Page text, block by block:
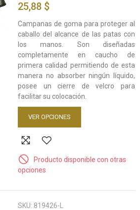
25,88 $
Campanas de goma para proteger al
caballo del alcance de las patas con
los manos. Son diseñadas
completamente en caucho de
primera calidad permitiendo de esta
manera no absorber ningún líquido,
posee un cierre de velcro para
facilitar su colocación.
VER OPCIONES
Producto disponible con otras
opciones
SKU: 819426-L